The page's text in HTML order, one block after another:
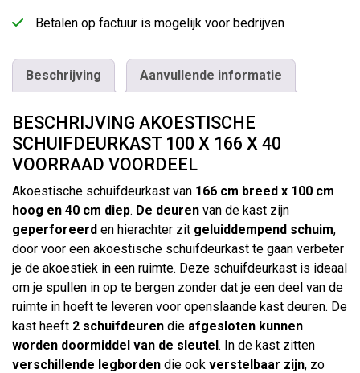
Betalen op factuur is mogelijk voor bedrijven
Beschrijving Aanvullende informatie
BESCHRIJVING AKOESTISCHE
SCHUIFDEURKAST 100 X 166 X 40
VOORRAAD VOORDEEL
Akoestische schuifdeurkast van 166 cm breed x 100 cm
hoog en 40 cm diep. De deuren van de kast zijn
geperforeerd en hierachter zit geluiddempend schuim,
door voor een akoestische schuifdeurkast te gaan verbeter
je de akoestiek in een ruimte. Deze schuifdeurkast is ideaal
om je spullen in op te bergen zonder dat je een deel van de
ruimte in hoeft te leveren voor openslaande kast deuren. De
kast heeft 2 schuifdeuren die afgesloten kunnen
worden doormiddel van de sleutel. In de kast zitten
verschillende legborden die ook verstelbaar zijn, zo